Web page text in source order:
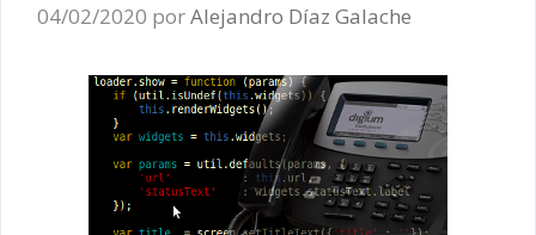
04/02/2020 porAlejandro Díaz Galache